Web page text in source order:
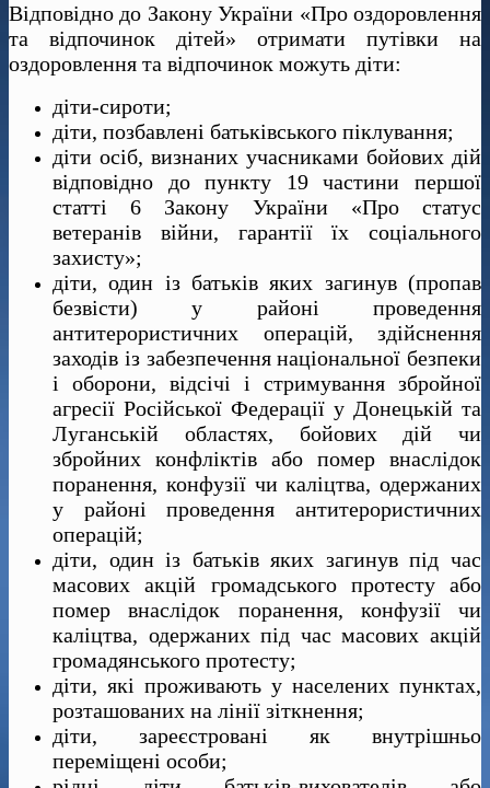
Відповідно до Закону України «Про оздоровлення
та відпочинок дітей» отримати путівки на
оздоровлення та відпочинок можуть діти:
діти-сироти;
діти, позбавлені батьківського піклування;
діти осіб, визнаних учасниками бойових дій
відповідно до пункту 19 частини першої
статті 6 Закону України «Про статус
ветеранів війни, гарантії їх соціального
захисту»;
діти, один із батьків яких загинув (пропав
безвісти) у районі проведення
антитерористичних операцій, здійснення
заходів із забезпечення національної безпеки
і оборони, відсічі і стримування збройної
агресії Російської Федерації у Донецькій та
Луганській областях, бойових дій чи
збройних конфліктів або помер внаслідок
поранення, конфузії чи каліцтва, одержаних
у районі проведення антитерористичних
операцій;
діти, один із батьків яких загинув під час
масових акцій громадського протесту або
помер внаслідок поранення, конфузії чи
каліцтва, одержаних під час масових акцій
громадянського протесту;
діти, які проживають у населених пунктах,
розташованих на лінії зіткнення;
діти, зареєстровані як внутрішньо
переміщені особи;